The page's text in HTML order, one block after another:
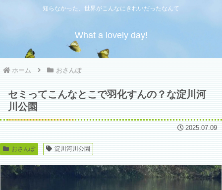
知らなかった、世界がこんなにきれいだったなんて
What a lovely day!
ホーム おさんぽ
セミってこんなとこで羽化すんの？な淀川河
川公園
2025.07.09
おさんぽ 淀川河川公園